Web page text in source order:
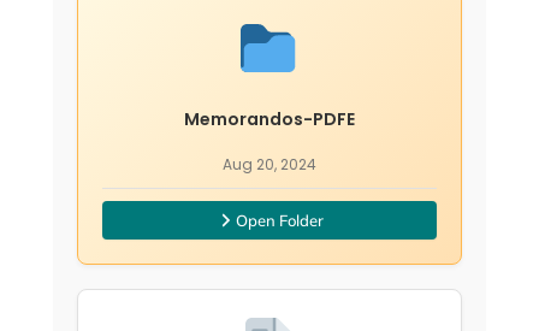
Memorandos-PDFE
Aug 20, 2024
Open Folder